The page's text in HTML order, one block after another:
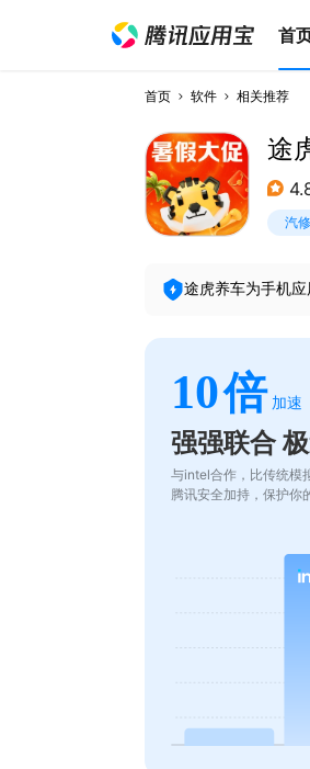
首
首页 软件 相关推荐
途
汽
途虎养车为手机
10倍 加速
强强联合
与intel合作，比传统模
腾讯安全加持，保护你